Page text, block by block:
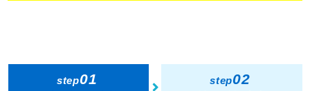
step01 step02